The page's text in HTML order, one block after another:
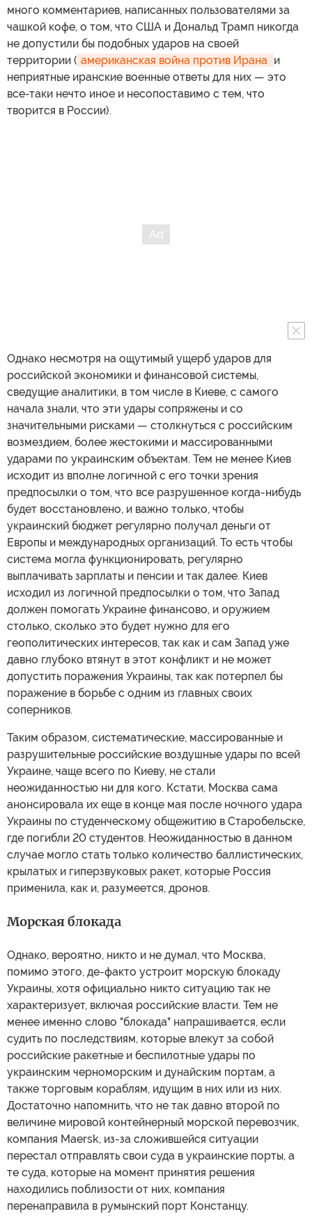
много комментариев, написанных пользователями за
чашкой кофе, о том, что США и Дональд Трамп никогда
не допустили бы подобных ударов на своей
территории ( американская война против Ирана и
неприятные иранские военные ответы для них — это
все-таки нечто иное и несопоставимо с тем, что
творится в России).
Однако несмотря на ощутимый ущерб ударов для
российской экономики и финансовой системы,
сведущие аналитики, в том числе в Киеве, с самого
начала знали, что эти удары сопряжены и со
значительными рисками — столкнуться с российским
возмездием, более жестокими и массированными
ударами по украинским объектам. Тем не менее Киев
исходит из вполне логичной с его точки зрения
предпосылки о том, что все разрушенное когда-нибудь
будет восстановлено, и важно только, чтобы
украинский бюджет регулярно получал деньги от
Европы и международных организаций. То есть чтобы
система могла функционировать, регулярно
выплачивать зарплаты и пенсии и так далее. Киев
исходил из логичной предпосылки о том, что Запад
должен помогать Украине финансово, и оружием
столько, сколько это будет нужно для его
геополитических интересов, так как и сам Запад уже
давно глубоко втянут в этот конфликт и не может
допустить поражения Украины, так как потерпел бы
поражение в борьбе с одним из главных своих
соперников.
Таким образом, систематические, массированные и
разрушительные российские воздушные удары по всей
Украине, чаще всего по Киеву, не стали
неожиданностью ни для кого. Кстати, Москва сама
анонсировала их еще в конце мая после ночного удара
Украины по студенческому общежитию в Старобельске,
где погибли 20 студентов. Неожиданностью в данном
случае могло стать только количество баллистических,
крылатых и гиперзвуковых ракет, которые Россия
применила, как и, разумеется, дронов.
Морская блокада
Однако, вероятно, никто и не думал, что Москва,
помимо этого, де-факто устроит морскую блокаду
Украины, хотя официально никто ситуацию так не
характеризует, включая российские власти. Тем не
менее именно слово "блокада" напрашивается, если
судить по последствиям, которые влекут за собой
российские ракетные и беспилотные удары по
украинским черноморским и дунайским портам, а
также торговым кораблям, идущим в них или из них.
Достаточно напомнить, что не так давно второй по
величине мировой контейнерный морской перевозчик,
компания Maersk, из-за сложившейся ситуации
перестал отправлять свои суда в украинские порты, а
те суда, которые на момент принятия решения
находились поблизости от них, компания
перенаправила в румынский порт Констанцу.